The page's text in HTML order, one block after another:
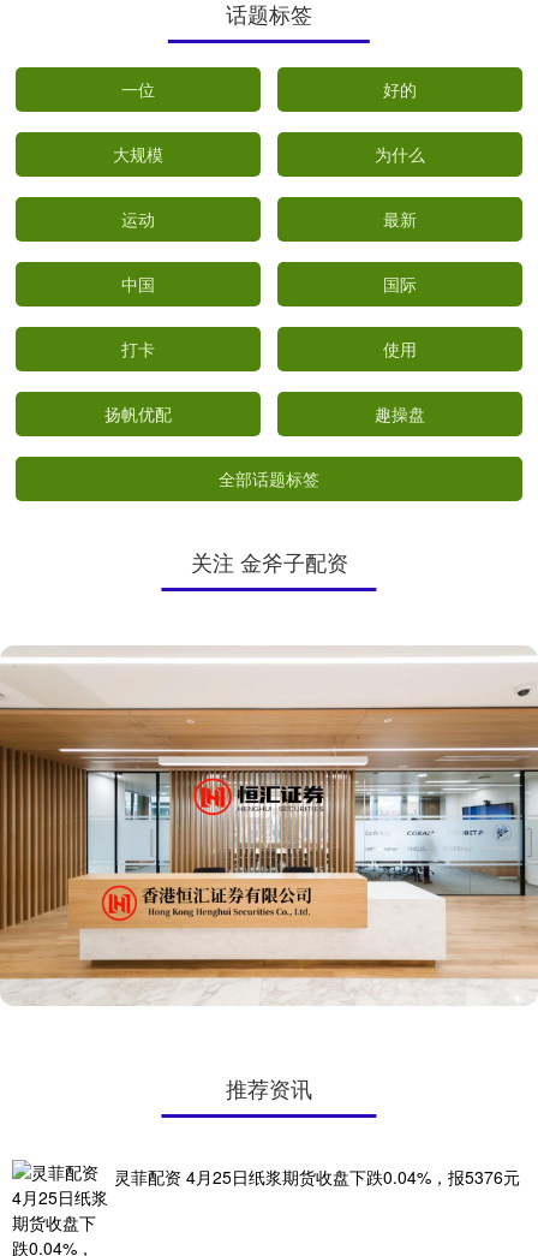
话题标签
一位 好的
大规模 为什么
运动 最新
中国 国际
打卡 使用
扬帆优配 趣操盘
全部话题标签
关注 金斧子配资
推荐资讯
灵菲配资 4月25日纸浆期货收盘下跌0.04%，报5376元